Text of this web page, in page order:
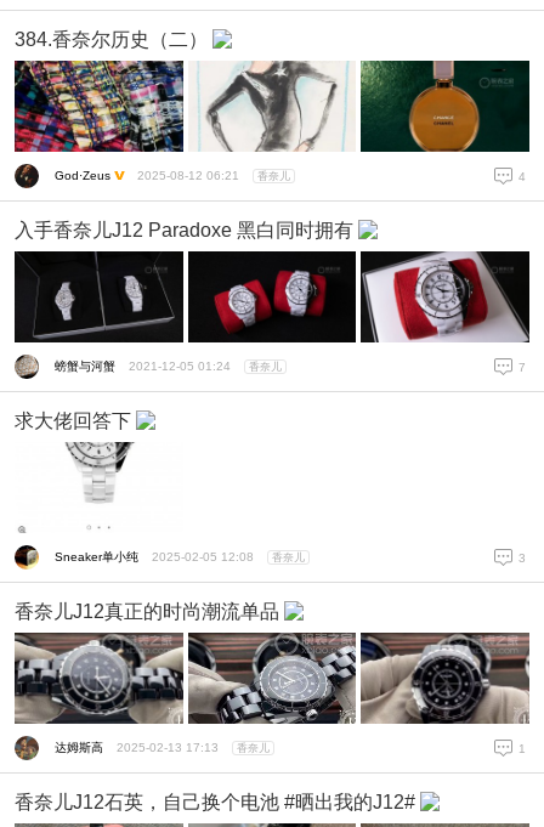
384.香奈尔历史（二）
God·Zeus 2025-08-12 06:21 香奈儿 4
入手香奈儿J12 Paradoxe 黑白同时拥有
螃蟹与河蟹 2021-12-05 01:24 香奈儿 7
求大佬回答下
Sneaker单小纯 2025-02-05 12:08 香奈儿 3
香奈儿J12真正的时尚潮流单品
达姆斯高 2025-02-13 17:13 香奈儿 1
香奈儿J12石英，自己换个电池 #晒出我的J12#